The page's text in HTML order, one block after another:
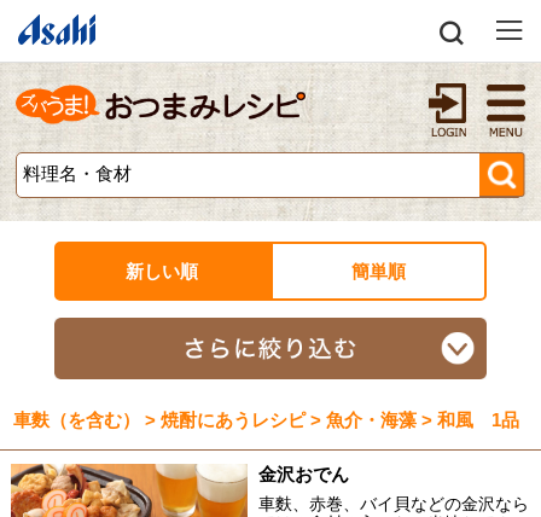
新しい順 簡単順
車麩（を含む） > 焼酎にあうレシピ > 魚介・海藻 > 和風 1品
金沢おでん
車麩、赤巻、バイ貝などの金沢なら